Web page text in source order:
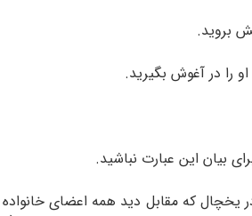
بروید.
را در آغوش بگیرید.
بیان این عبارت نباشید.
که مقابل دید همه اعضای خانواده